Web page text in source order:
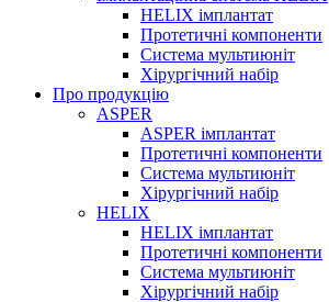
HELIX імплантат
Протетичні компоненти
Система мультиюніт
Хірургічний набір
Про продукцію
ASPER
ASPER імплантат
Протетичні компоненти
Система мультиюніт
Хірургічний набір
HELIX
HELIX імплантат
Протетичні компоненти
Система мультиюніт
Хірургічний набір